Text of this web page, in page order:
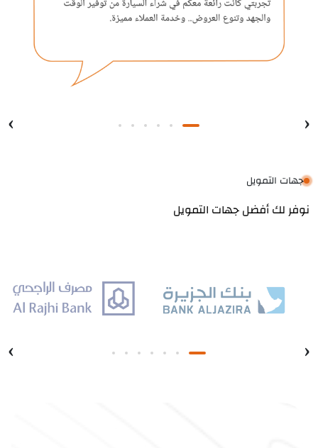
‹
›
جهات التمويل
نوفر لك أفضل جهات التمويل
‹
›